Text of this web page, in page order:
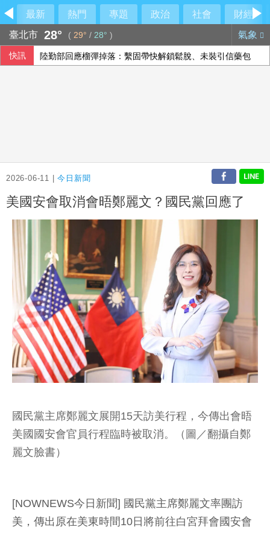
最新 熱門 專題 政治 社會
財經
臺北市 28° ( 29° / 28° ) 氣象
快訊 陸勤部回應榴彈掉落：繫固帶快解鎖鬆脫、未裝引信藥包
2026-06-11 |今日新聞
美國安會取消會晤鄭麗文？國民黨回應了
國民黨主席鄭麗文展開15天訪美行程，今傳出會晤
美國國安會官員行程臨時被取消。（圖／翻攝自鄭
麗文臉書）
[NOWNEWS今日新聞] 國民黨主席鄭麗文率團訪
美，傳出原在美東時間10日將前往白宮拜會國安會